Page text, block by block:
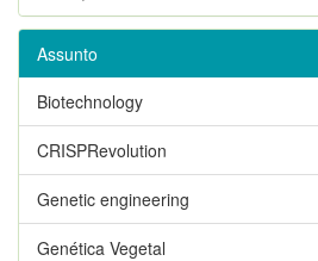
Assunto
Biotechnology
CRISPRevolution
Genetic engineering
Genética Vegetal